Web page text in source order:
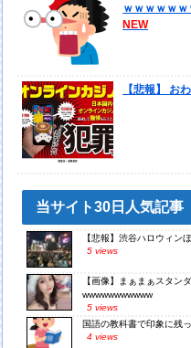
ｗｗｗｗｗ
【悲報】 おわ
当サイト30日人気記事
【悲報】渋谷ハロウィン
5 views
【画像】まぁまぁスタン
wwwwwwwwwww
5 views
国語の教科書で印象に残
4 views